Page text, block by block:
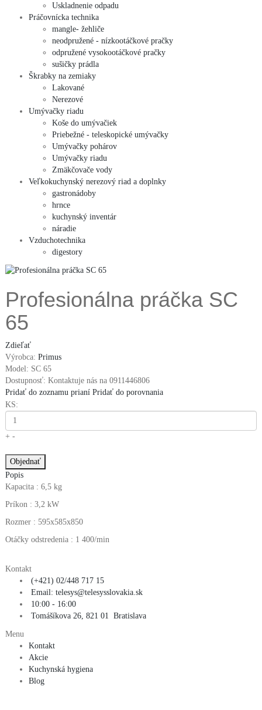
Uskladnenie odpadu
Práčovnícka technika
mangle- žehliče
neodpružené - nízkootáčkové pračky
odpružené vysokootáčkové pračky
sušičky prádla
Škrabky na zemiaky
Lakované
Nerezové
Umývačky riadu
Koše do umývačiek
Priebežné - teleskopické umývačky
Umývačky pohárov
Umývačky riadu
Zmäkčovače vody
Veľkokuchynský nerezový riad a doplnky
gastronádoby
hrnce
kuchynský inventár
náradie
Vzduchotechnika
digestory
Profesionálna práčka SC
65
Zdieľať
Výrobca: Primus
Model: SC 65
Dostupnosť: Kontaktuje nás na 0911446806
Pridať do zoznamu prianí Pridať do porovnania
KS:
+ -
Popis
Kapacita : 6,5 kg
Príkon : 3,2 kW
Rozmer : 595x585x850
Otáčky odstredenia : 1 400/min
Kontakt
(+421) 02/448 717 15
Email: telesys@telesysslovakia.sk
10:00 - 16:00
Tomášíkova 26, 821 01 Bratislava
Menu
Kontakt
Akcie
Kuchynská hygiena
Blog